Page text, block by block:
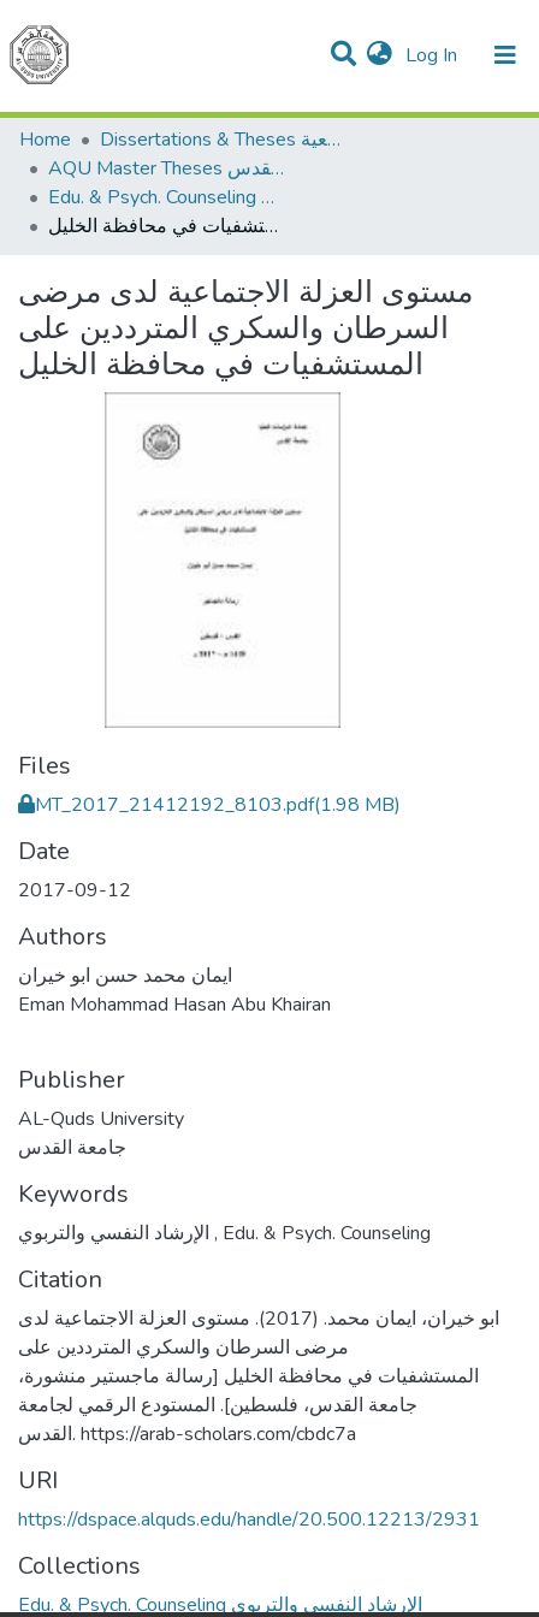
Log In (current)
Communities & Collections
All of DSpace
Home
Dissertations & Theses الرسائل الجامعية
AQU Master Theses الرسائل الجامعية الخاصة بجامعة القدس
Edu. & Psych. Counseling الإرشاد النفسي والتربوي
مستوى العزلة الاجتماعية لدى مرضى السرطان والسكري المترددين على المستشفيات في محافظة الخليل
مستوى العزلة الاجتماعية لدى مرضى
السرطان والسكري المترددين على
المستشفيات في محافظة الخليل
Files
MT_2017_21412192_8103.pdf(1.98 MB)
Date
2017-09-12
Authors
ايمان محمد حسن ابو خيران
Eman Mohammad Hasan Abu Khairan
Publisher
AL-Quds University
جامعة القدس
Keywords
, Edu. & Psych. Counseling
Citation
ابو خيران، ايمان محمد. (2017). مستوى العزلة الاجتماعية لدى
مرضى السرطان والسكري المترددين على
المستشفيات في محافظة الخليل [رسالة ماجستير منشورة،
جامعة القدس، فلسطين]. المستودع الرقمي لجامعة
القدس. https://arab-scholars.com/cbdc7a
URI
https://dspace.alquds.edu/handle/20.500.12213/2931
Collections
Edu. & Psych. Counseling الإرشاد النفسي والتربوي